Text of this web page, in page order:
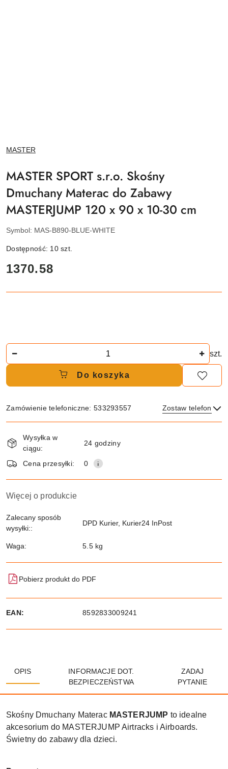
NAZWA
PRODUCENTA:
MASTER
MASTER SPORT s.r.o. Skośny
Dmuchany Materac do Zabawy
MASTERJUMP 120 x 90 x 10-30 cm
Symbol: MAS-B890-BLUE-WHITE
Dostępność: 10szt.
cena:
1370.58
szt.
Do koszyka
Zamówienie telefoniczne: 533293557 Zostaw telefon
i
dostawa
Wysyłka w
ciągu:
24 godziny
Cena przesyłki: 0
Więcej o produkcie
Zalecany sposób
wysyłki::
DPD Kurier, Kurier24 InPost
Waga: 5.5 kg
Pobierz produkt do PDF
EAN: 8592833009241
OPIS
INFORMACJE DOT.
BEZPIECZEŃSTWA
ZADAJ
PYTANIE
Skośny Dmuchany Materac MASTERJUMP to idealne
akcesorium do MASTERJUMP Airtracks i Airboards.
Świetny do zabawy dla dzieci.